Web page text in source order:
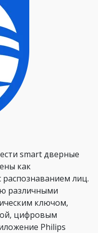
smart дверные
как
распознаванием лиц.
различными
ключом,
цифровым
Philips